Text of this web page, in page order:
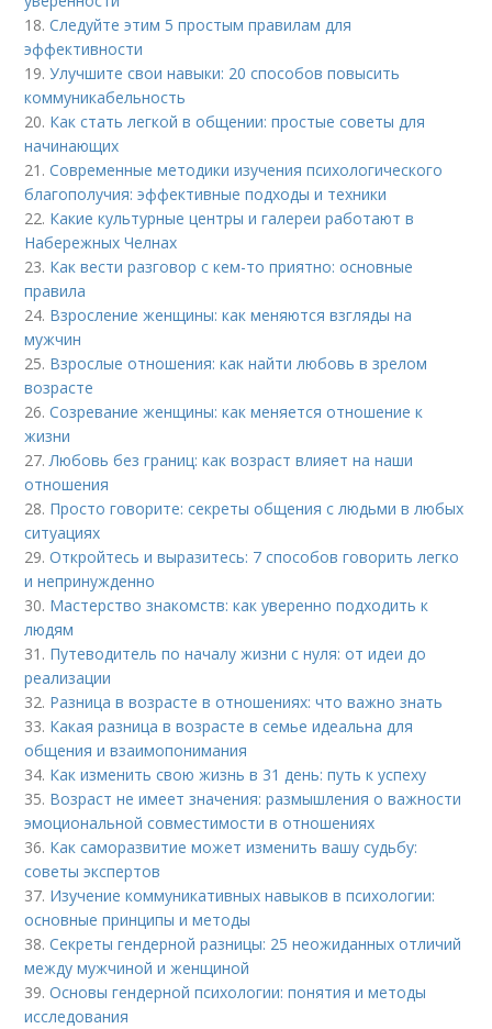
18.Следуйте этим 5 простым правилам для
эффективности
19.Улучшите свои навыки: 20 способов повысить
коммуникабельность
20. Как стать легкой в общении: простые советы для
начинающих
21.Современные методики изучения психологического
благополучия: эффективные подходы и техники
22. Какие культурные центры и галереи работают в
Набережных Челнах
23. Как вести разговор с кем-то приятно: основные
правила
24. Взросление женщины: как меняются взгляды на
мужчин
25. Взрослые отношения: как найти любовь в зрелом
возрасте
26.Созревание женщины: как меняется отношение к
жизни
27.Любовь без границ: как возраст влияет на наши
отношения
28. Просто говорите: секреты общения с людьми в любых
ситуациях
29.Откройтесь и выразитесь: 7 способов говорить легко
и непринужденно
30. Мастерство знакомств: как уверенно подходить к
людям
31. Путеводитель по началу жизни с нуля: от идеи до
реализации
32. Разница в возрасте в отношениях: что важно знать
33. Какая разница в возрасте в семье идеальна для
общения и взаимопонимания
34. Как изменить свою жизнь в 31 день: путь к успеху
35. Возраст не имеет значения: размышления о важности
эмоциональной совместимости в отношениях
36. Как саморазвитие может изменить вашу судьбу:
советы экспертов
37. Изучение коммуникативных навыков в психологии:
основные принципы и методы
38.Секреты гендерной разницы: 25 неожиданных отличий
между мужчиной и женщиной
39.Основы гендерной психологии: понятия и методы
исследования